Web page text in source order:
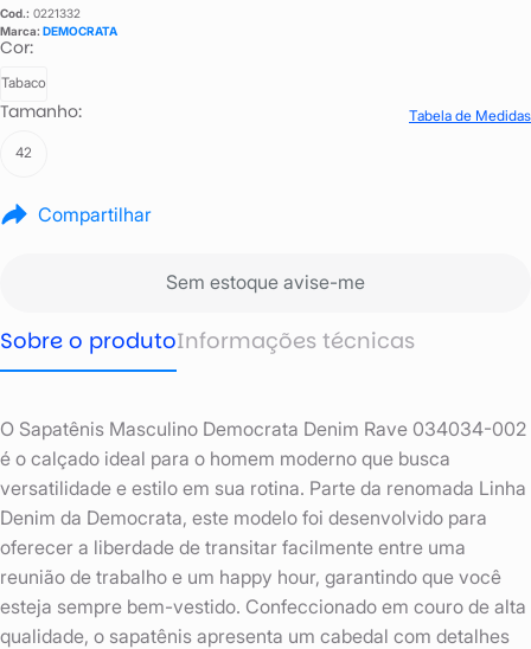
Cod.: 0221332
Marca: DEMOCRATA
Cor:
Tabaco
Tamanho: Tabela de Medidas
42
Compartilhar
Sem estoque avise-me
Sobre o produtoInformações técnicas
O Sapatênis Masculino Democrata Denim Rave 034034-002
é o calçado ideal para o homem moderno que busca
versatilidade e estilo em sua rotina. Parte da renomada Linha
Denim da Democrata, este modelo foi desenvolvido para
oferecer a liberdade de transitar facilmente entre uma
reunião de trabalho e um happy hour, garantindo que você
esteja sempre bem-vestido. Confeccionado em couro de alta
qualidade, o sapatênis apresenta um cabedal com detalhes